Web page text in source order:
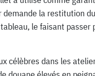
la restitution
le faisant
célèbres dans les